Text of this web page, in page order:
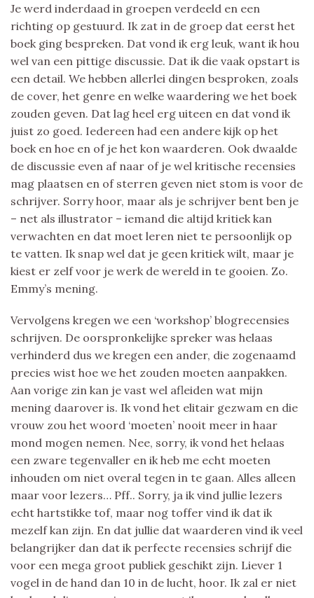
Je werd inderdaad in groepen verdeeld en een
richting op gestuurd. Ik zat in de groep dat eerst het
boek ging bespreken. Dat vond ik erg leuk, want ik hou
wel van een pittige discussie. Dat ik die vaak opstart is
een detail. We hebben allerlei dingen besproken, zoals
de cover, het genre en welke waardering we het boek
zouden geven. Dat lag heel erg uiteen en dat vond ik
juist zo goed. Iedereen had een andere kijk op het
boek en hoe en of je het kon waarderen. Ook dwaalde
de discussie even af naar of je wel kritische recensies
mag plaatsen en of sterren geven niet stom is voor de
schrijver. Sorry hoor, maar als je schrijver bent ben je
– net als illustrator – iemand die altijd kritiek kan
verwachten en dat moet leren niet te persoonlijk op
te vatten. Ik snap wel dat je geen kritiek wilt, maar je
kiest er zelf voor je werk de wereld in te gooien. Zo.
Emmy’s mening.
Vervolgens kregen we een ‘workshop’ blogrecensies
schrijven. De oorspronkelijke spreker was helaas
verhinderd dus we kregen een ander, die zogenaamd
precies wist hoe we het zouden moeten aanpakken.
Aan vorige zin kan je vast wel afleiden wat mijn
mening daarover is. Ik vond het elitair gezwam en die
vrouw zou het woord ‘moeten’ nooit meer in haar
mond mogen nemen. Nee, sorry, ik vond het helaas
een zware tegenvaller en ik heb me echt moeten
inhouden om niet overal tegen in te gaan. Alles alleen
maar voor lezers… Pff.. Sorry, ja ik vind jullie lezers
echt hartstikke tof, maar nog toffer vind ik dat ik
mezelf kan zijn. En dat jullie dat waarderen vind ik veel
belangrijker dan dat ik perfecte recensies schrijf die
voor een mega groot publiek geschikt zijn. Liever 1
vogel in de hand dan 10 in de lucht, hoor. Ik zal er niet